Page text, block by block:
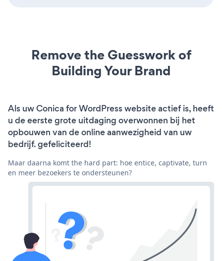
Remove the Guesswork of
Building Your Brand
Als uw Conica for WordPress website actief is, heeft
u de eerste grote uitdaging overwonnen bij het
opbouwen van de online aanwezigheid van uw
bedrijf. gefeliciteerd!
Maar daarna komt the hard part: hoe entice, captivate, turn
en meer bezoekers te ondersteunen?